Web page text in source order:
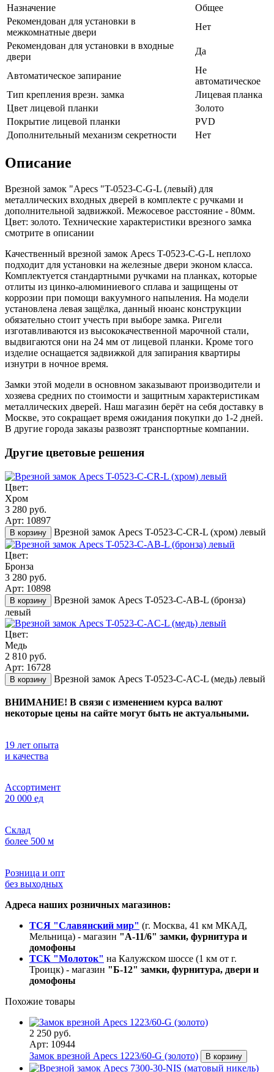
Назначение
Общее
Рекомендован для установки в
межкомнатные двери
Нет
Рекомендован для установки в входные
двери
Да
Автоматическое запирание
Не
автоматическое
Тип крепления врезн. замка
Лицевая планка
Цвет лицевой планки
Золото
Покрытие лицевой планки
PVD
Дополнительный механизм секретности
Нет
Описание
Врезной замок "Apecs "T-0523-C-G-L (левый) для
металлических входных дверей в комплекте с ручками и
дополнительной задвижкой. Межосевое расстояние - 80мм.
Цвет: золото. Технические характеристики врезного замка
смотрите в описании
Качественный врезной замок Apecs T-0523-C-G-L неплохо
подходит для установки на железные двери эконом класса.
Комплектуется стандартными ручками на планках, которые
отлиты из цинко-алюминиевого сплава и защищены от
коррозии при помощи вакуумного напыления. На модели
установлена левая защёлка, данный нюанс конструкции
обязательно стоит учесть при выборе замка. Ригели
изготавливаются из высококачественной марочной стали,
выдвигаются они на 24 мм от лицевой планки. Кроме того
изделие оснащается задвижкой для запирания квартиры
изнутри в ночное время.
Замки этой модели в основном заказывают производители и
хозяева средних по стоимости и защитным характеристикам
металлических дверей. Наш магазин берёт на себя доставку в
Москве, это сокращает время ожидания покупки до 1-2 дней.
В другие города заказы развозят транспортные компании.
Другие цветовые решения
Цвет:
Хром
3 280 руб.
Арт: 10897
В корзину Врезной замок Apecs T-0523-C-CR-L (хром) левый
Цвет:
Бронза
3 280 руб.
Арт: 10898
В корзину
Врезной замок Apecs T-0523-C-AB-L (бронза)
левый
Цвет:
Медь
2 810 руб.
Арт: 16728
В корзину Врезной замок Apecs T-0523-C-AC-L (медь) левый
ВНИМАНИЕ! В связи с изменением курса валют
некоторые цены на сайте могут быть не актуальными.
19 лет опыта
и качества
Ассортимент
20 000 ед
Склад
более 500 м
Розница и опт
без выходных
Адреса наших розничных магазинов:
ТСЯ "Славянский мир" (г. Москва, 41 км МКАД,
Мельница) - магазин "А-11/6" замки, фурнитура и
домофоны
ТСК "Молоток" на Калужском шоссе (1 км от г.
Троицк) - магазин "Б-12" замки, фурнитура, двери и
домофоны
Похожие товары
2 250 руб.
Арт: 10944
Замок врезной Apecs 1223/60-G (золото)
В корзину